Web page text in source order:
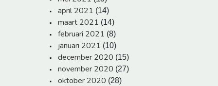
april 2021 (14)
maart 2021 (14)
februari 2021 (8)
januari 2021 (10)
december 2020 (15)
november 2020 (27)
oktober 2020 (28)